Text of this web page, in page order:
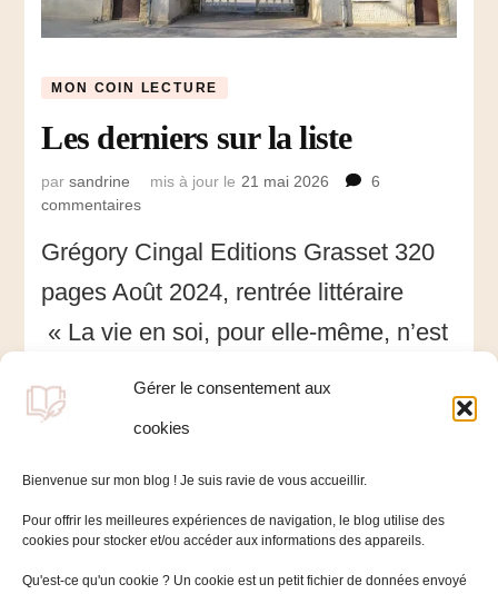
Gérer le consentement aux
cookies
Bienvenue sur mon blog ! Je suis ravie de vous accueillir.
Pour offrir les meilleures expériences de navigation, le blog utilise des
cookies pour stocker et/ou accéder aux informations des appareils.
Qu'est-ce qu'un cookie ? Un cookie est un petit fichier de données envoyé
MON COIN LECTURE
Les derniers sur la liste
parsandrine mis à jour le 21 mai 2026
6
commentaires
derniers
la
Grégory Cingal Editions Grasset 320
pages Août 2024, rentrée littéraire
« La vie en soi, pour elle-même, n’est
cette terrible nudité métaphysique. »